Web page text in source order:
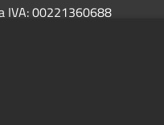
IVA: 00221360688